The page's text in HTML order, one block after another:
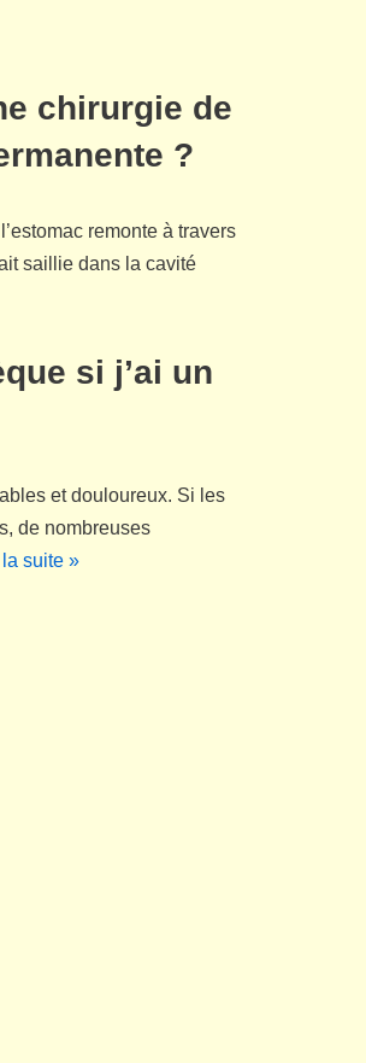
chirurgie de
?
remonte à travers
saillie dans la cavité
si j’ai un
et douloureux. Si les
de nombreuses
la suite »